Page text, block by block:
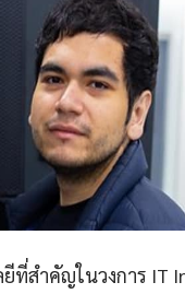
ยีที่สำคัญในวงการ IT